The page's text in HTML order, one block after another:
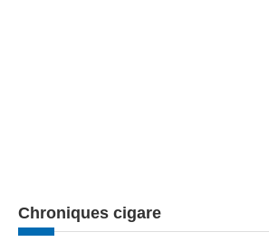
Chroniques cigare